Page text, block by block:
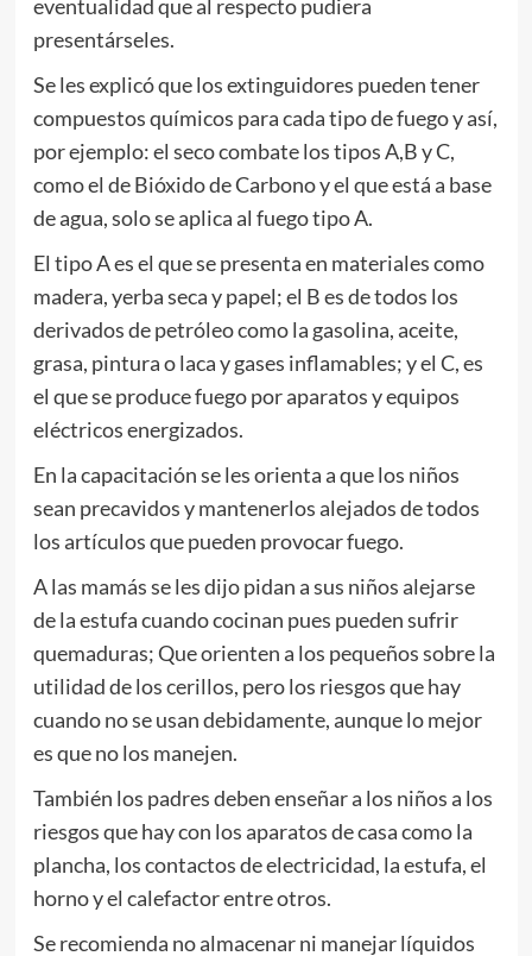
eventualidad que al respecto pudiera
presentárseles.
Se les explicó que los extinguidores pueden tener
compuestos químicos para cada tipo de fuego y así,
por ejemplo: el seco combate los tipos A,B y C,
como el de Bióxido de Carbono y el que está a base
de agua, solo se aplica al fuego tipo A.
El tipo A es el que se presenta en materiales como
madera, yerba seca y papel; el B es de todos los
derivados de petróleo como la gasolina, aceite,
grasa, pintura o laca y gases inflamables; y el C, es
el que se produce fuego por aparatos y equipos
eléctricos energizados.
En la capacitación se les orienta a que los niños
sean precavidos y mantenerlos alejados de todos
los artículos que pueden provocar fuego.
A las mamás se les dijo pidan a sus niños alejarse
de la estufa cuando cocinan pues pueden sufrir
quemaduras; Que orienten a los pequeños sobre la
utilidad de los cerillos, pero los riesgos que hay
cuando no se usan debidamente, aunque lo mejor
es que no los manejen.
También los padres deben enseñar a los niños a los
riesgos que hay con los aparatos de casa como la
plancha, los contactos de electricidad, la estufa, el
horno y el calefactor entre otros.
Se recomienda no almacenar ni manejar líquidos